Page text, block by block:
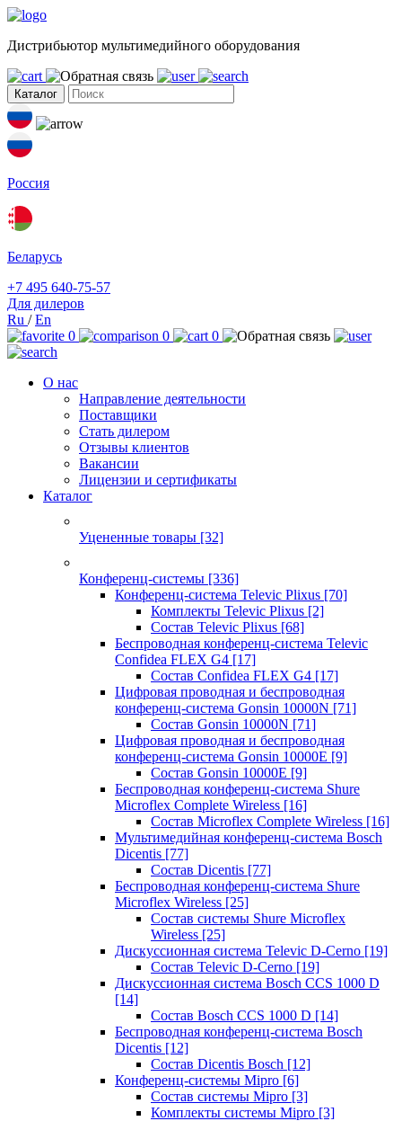
Дистрибьютор мультимедийного оборудования
Каталог
Россия
Беларусь
+7 495 640-75-57
Для дилеров
Ru /En
0
0 0
О нас
Направление деятельности
Поставщики
Стать дилером
Отзывы клиентов
Вакансии
Лицензии и сертификаты
Каталог
Уцененные товары [32]
Конференц-системы [336]
Конференц-система Televic Plixus [70]
Комплекты Televic Plixus [2]
Состав Televic Plixus [68]
Беспроводная конференц-система Televic
Confidea FLEX G4 [17]
Состав Confidea FLEX G4 [17]
Цифровая проводная и беспроводная
конференц-система Gonsin 10000N [71]
Состав Gonsin 10000N [71]
Цифровая проводная и беспроводная
конференц-система Gonsin 10000E [9]
Состав Gonsin 10000E [9]
Беспроводная конференц-система Shure
Microflex Complete Wireless [16]
Состав Microflex Complete Wireless [16]
Мультимедийная конференц-система Bosch
Dicentis [77]
Состав Dicentis [77]
Беспроводная конференц-система Shure
Microflex Wireless [25]
Состав системы Shure Microflex
Wireless [25]
Дискуссионная система Televic D-Cerno [19]
Состав Televic D-Cerno [19]
Дискуссионная система Bosch CCS 1000 D
[14]
Состав Bosch CCS 1000 D [14]
Беспроводная конференц-система Bosch
Dicentis [12]
Состав Dicentis Bosch [12]
Конференц-системы Mipro [6]
Состав системы Mipro [3]
Комплекты системы Mipro [3]